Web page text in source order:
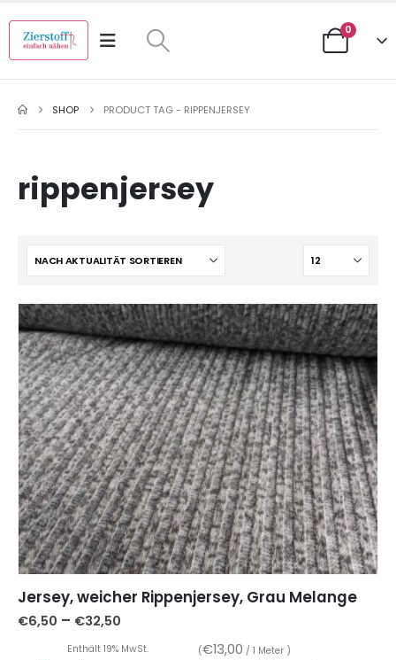
0
SHOP PRODUCT TAG - RIPPENJERSEY
rippenjersey
Jersey, weicher Rippenjersey, Grau Melange
€6,50 – €32,50
Enthält 19% MwSt. (€13,00 / 1 Meter )